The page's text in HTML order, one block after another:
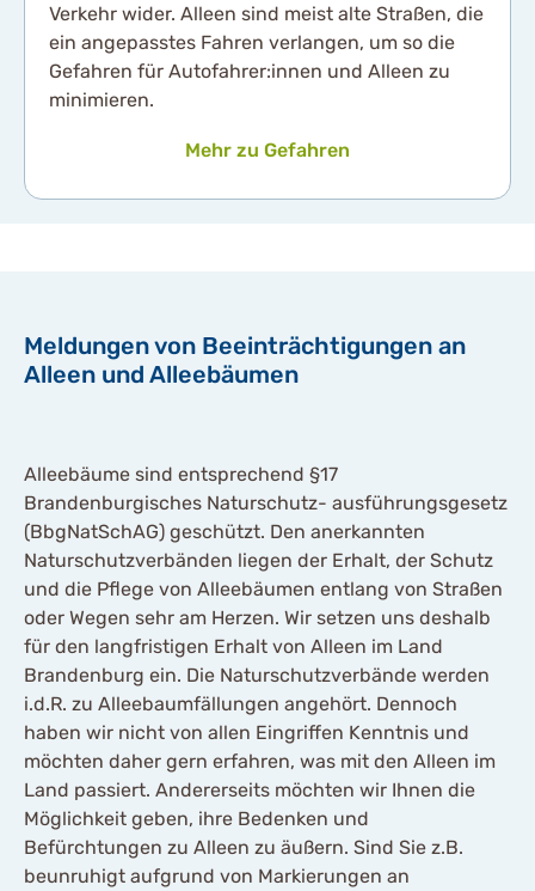
Verkehr wider. Alleen sind meist alte Straßen, die
ein angepasstes Fahren verlangen, um so die
Gefahren für Autofahrer:innen und Alleen zu
minimieren.
Mehr zu Gefahren
Meldungen von Beeinträchtigungen an
Alleen und Alleebäumen
Alleebäume sind entsprechend §17
Brandenburgisches Naturschutz- ausführungsgesetz
(BbgNatSchAG) geschützt. Den anerkannten
Naturschutzverbänden liegen der Erhalt, der Schutz
und die Pflege von Alleebäumen entlang von Straßen
oder Wegen sehr am Herzen. Wir setzen uns deshalb
für den langfristigen Erhalt von Alleen im Land
Brandenburg ein. Die Naturschutzverbände werden
i.d.R. zu Alleebaumfällungen angehört. Dennoch
haben wir nicht von allen Eingriffen Kenntnis und
möchten daher gern erfahren, was mit den Alleen im
Land passiert. Andererseits möchten wir Ihnen die
Möglichkeit geben, ihre Bedenken und
Befürchtungen zu Alleen zu äußern. Sind Sie z.B.
beunruhigt aufgrund von Markierungen an